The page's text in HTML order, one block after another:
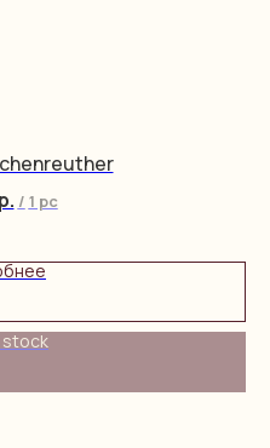
р. / 1 pc
stock